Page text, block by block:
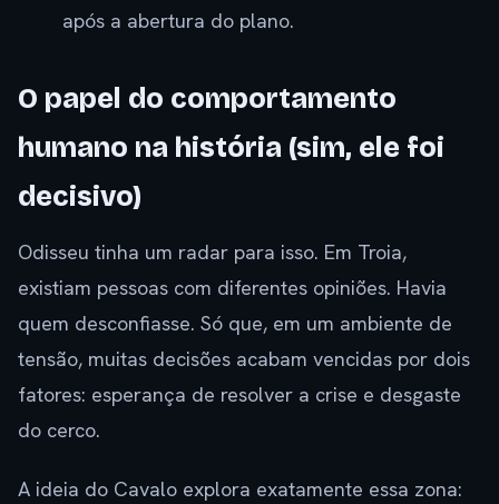
após a abertura do plano.
O papel do comportamento
humano na história (sim, ele foi
decisivo)
Odisseu tinha um radar para isso. Em Troia,
existiam pessoas com diferentes opiniões. Havia
quem desconfiasse. Só que, em um ambiente de
tensão, muitas decisões acabam vencidas por dois
fatores: esperança de resolver a crise e desgaste
do cerco.
A ideia do Cavalo explora exatamente essa zona: